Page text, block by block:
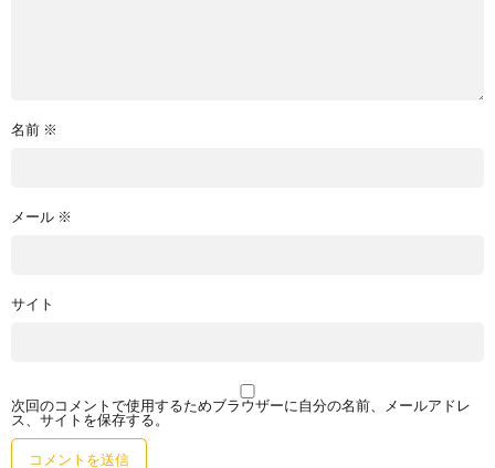
名前 ※
メール ※
サイト
次回のコメントで使用するためブラウザーに自分の名前、メールアドレ
ス、サイトを保存する。